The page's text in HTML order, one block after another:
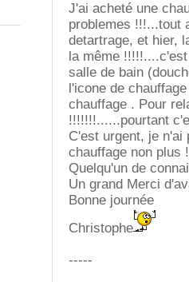
J'ai acheté une
problemes !!!...tout
detartrage, et hier,
la même
salle de bain
l'icone de
chauffage . Pour
!!!!!!!......pourtant
C'est urgent, je n'ai
chauffage non plus
Quelqu'un de
Un grand Merci
Bonne journée
Christophe
-----